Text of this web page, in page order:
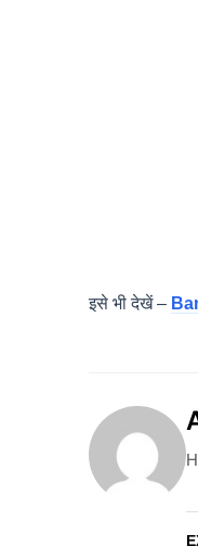
इसे भी देखें –